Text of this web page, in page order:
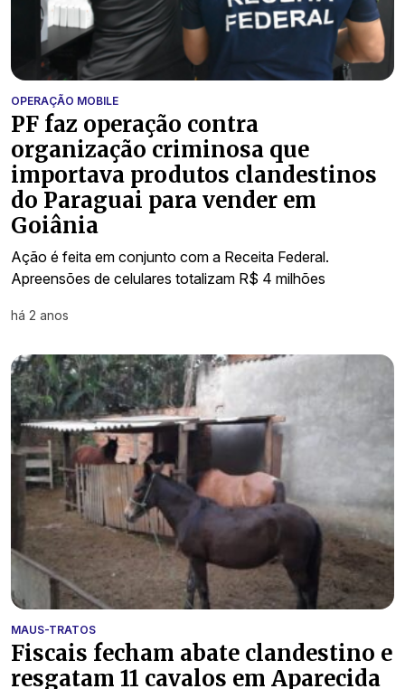
OPERAÇÃO MOBILE
PF faz operação contra
organização criminosa que
importava produtos clandestinos
do Paraguai para vender em
Goiânia
Ação é feita em conjunto com a Receita Federal.
Apreensões de celulares totalizam R$ 4 milhões
há 2 anos
MAUS-TRATOS
Fiscais fecham abate clandestino e
resgatam 11 cavalos em Aparecida